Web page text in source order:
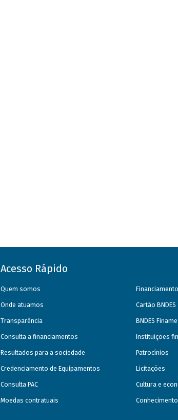
Acesso Rápido
Quem somos
Onde atuamos
Transparência
Consulta a financiamentos
Resultados para a sociedade
Credenciamento de Equipamentos
Consulta PAC
Moedas contratuais
Cartão BNDES
BNDES Finame
Instituições
Patrocínios
Licitações
Cultura e
Conhecimento